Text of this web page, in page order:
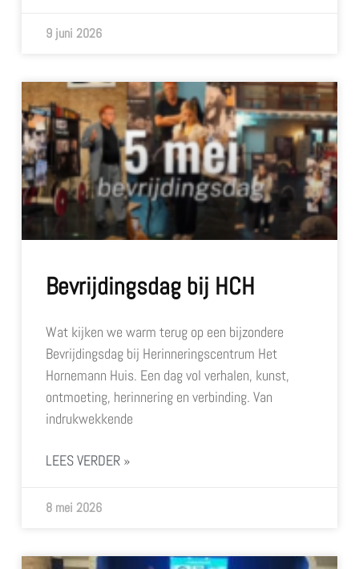
9 juni 2026
Bevrijdingsdag bij HCH
Wat kijken we warm terug op een bijzondere
Bevrijdingsdag bij Herinneringscentrum Het
Hornemann Huis. Een dag vol verhalen, kunst,
ontmoeting, herinnering en verbinding. Van
indrukwekkende
LEES VERDER »
8 mei 2026